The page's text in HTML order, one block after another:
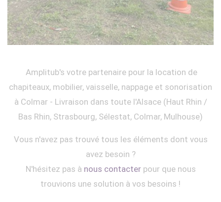
Amplitub's votre partenaire pour la location de
chapiteaux, mobilier, vaisselle, nappage et sonorisation
à Colmar - Livraison dans toute l'Alsace (Haut Rhin /
Bas Rhin, Strasbourg, Sélestat, Colmar, Mulhouse)
Vous n'avez pas trouvé tous les éléments dont vous
avez besoin ?
N'hésitez pas à nous contacterpour que nous
trouvions une solution à vos besoins !